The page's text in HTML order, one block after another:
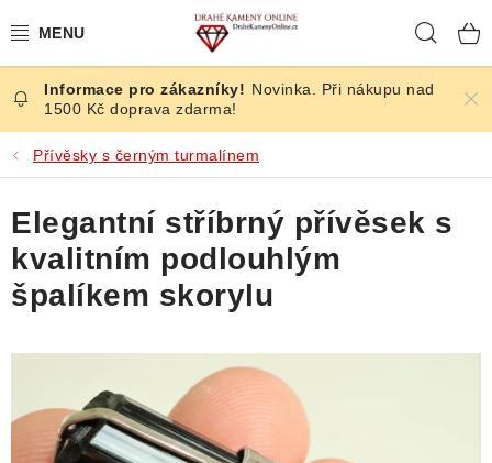
na
ČESKÉ KAMENY
ŠPERKY
KAMENY ZE SVĚTA
BROUŠENÉ
KRYSTALY
Novinka. Při nákupu nad
1500 Kč doprava zdarma!
Přívěsky s černým turmalínem
Elegantní stříbrný přívěsek s
kvalitním podlouhlým
špalíkem skorylu